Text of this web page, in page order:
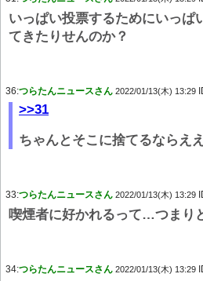
いっぱい投票するためにいっぱ
てきたりせんのか？
36:つらたんニュースさん 2022/01/13(木) 13:29
>>31
ちゃんとそこに捨てるならえ
33:つらたんニュースさん 2022/01/13(木) 13:29
喫煙者に好かれるって…つまり
34:つらたんニュースさん 2022/01/13(木) 13:29